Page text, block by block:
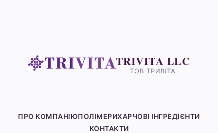
TRIVITA LLC
ТОВ ТРИВІТА
ПРО КОМПАНІЮПОЛІМЕРИХАРЧОВІ ІНГРЕДІЄНТИ
КОНТАКТИ